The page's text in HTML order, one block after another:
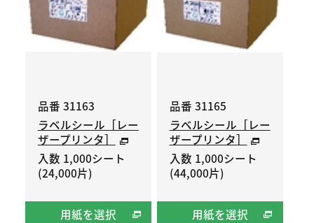
品番 31163
ラベルシール［レー
ザープリンタ］
入数 1,000シート
(24,000片)
用紙を選択
品番 31165
ラベルシール［レー
ザープリンタ］
入数 1,000シート
(44,000片)
用紙を選択